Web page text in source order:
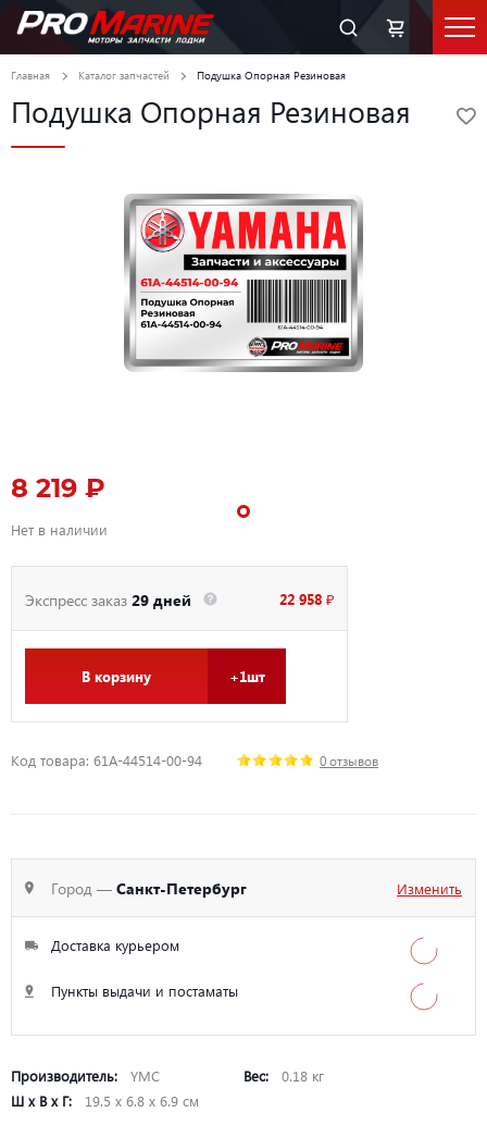
Главная Каталог запчастей Подушка Опорная Резиновая
Подушка Опорная Резиновая
8 219 ₽
Нет в наличии
Экспресс заказ 29 дней 22 958 ₽
В корзину +1шт
Код товара: 61A-44514-00-94 0 отзывов
Город — Санкт-Петербург Изменить
Доставка курьером
Пункты выдачи и постаматы
Производитель: YMC Вес:
0.18 кг
Ш х В х Г:
19.5 х 6.8 х 6.9 см